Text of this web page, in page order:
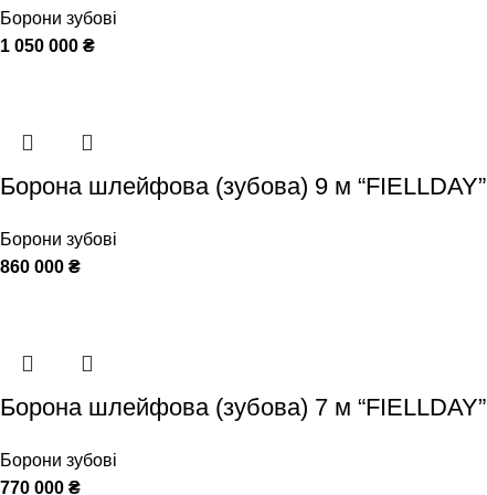
Борони зубові
1 050 000 ₴
Борона шлейфова (зубова) 9 м “FIELLDAY”
Борони зубові
860 000 ₴
Борона шлейфова (зубова) 7 м “FIELLDAY”
Борони зубові
770 000 ₴